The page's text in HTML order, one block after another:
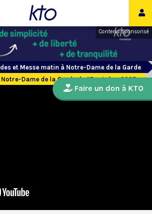
Contenu sponsorisé
et Messe matin à Notre-Dame de la Garde
Notre-Dame de la Garde du 15 octobre 2025
Faire un don à KTO